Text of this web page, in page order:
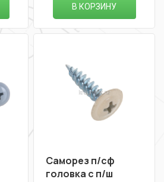
В КОРЗИНУ
Саморез п/сф
головка с п/ш